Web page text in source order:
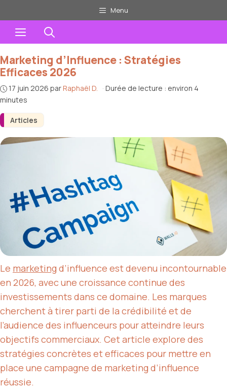
au
contenu
Menu
Menu
Articles
Marketing d’Influence : Stratégies
Efficaces 2026
17 juin 2026 parRaphaël D. · Durée de lecture : environ 4
minutes
Le marketingd’influence est devenu incontournable
en 2026, avec une croissance continue des
investissements dans ce domaine. Les marques
cherchent à tirer parti de la crédibilité et de
l’audience des influenceurs pour atteindre leurs
objectifs commerciaux. Cet article explore des
stratégies concrètes et efficaces pour mettre en
place une campagne de marketing d’influence
réussie.